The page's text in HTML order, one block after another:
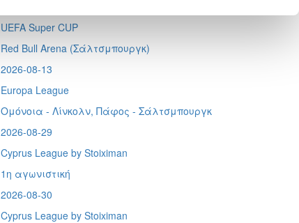
UEFA Super CUP
Red Bull Arena (Σάλτσμπουργκ)
2026-08-13
Europa League
Ομόνοια - Λίνκολν, Πάφος - Σάλτσμπουργκ
2026-08-29
Cyprus League by Stoiximan
1η αγωνιστική
2026-08-30
Cyprus League by Stoiximan